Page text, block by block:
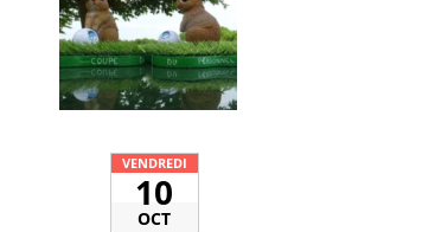
VENDREDI
10
OCT